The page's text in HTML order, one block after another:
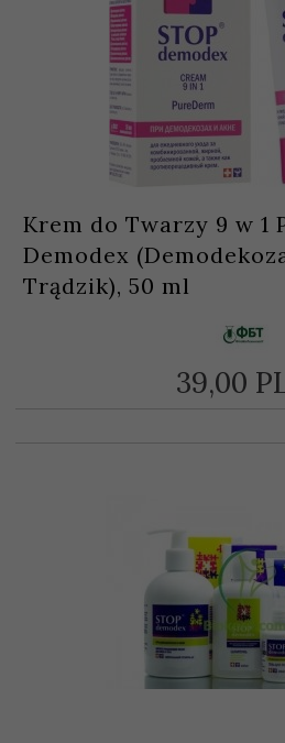
Krem do Twarzy 9 w 1
Demodex
Trądzik), 50 ml
39,00